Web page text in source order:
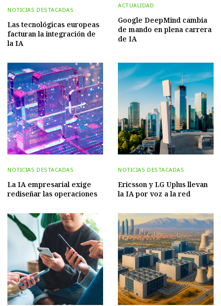
NOTICIAS DESTACADAS
Las tecnológicas europeas
facturan la integración de
la IA
ACTUALIDAD
Google DeepMind cambia
de mando en plena carrera
de IA
NOTICIAS DESTACADAS
La IA empresarial exige
rediseñar las operaciones
NOTICIAS DESTACADAS
Ericsson y LG Uplus llevan
la IA por voz a la red